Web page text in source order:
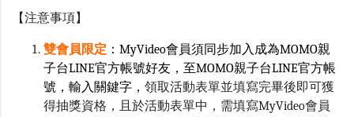
【注意事項】
雙會員限定 ：MyVideo會員須同步加入成為MOMO親
子台LINE官方帳號好友，至MOMO親子台LINE官方帳
號，輸入關鍵字， 領取活動表單並填寫完畢後即可獲
得抽獎資格，且於活動表單中，需填寫MyVideo會員